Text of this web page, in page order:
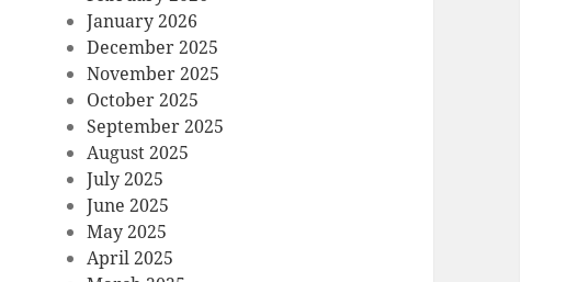
January 2026
December 2025
November 2025
October 2025
September 2025
August 2025
July 2025
June 2025
May 2025
April 2025